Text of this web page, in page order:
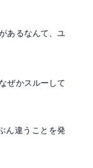
あるなんて、ユ
ぜかスルーして
ん違うことを発